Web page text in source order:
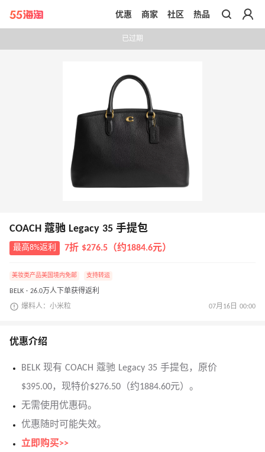
带你去官网买正品
优惠 商家 社区 热品
已过期
COACH 蔻驰 Legacy 35 手提包
最高8%返利 7折 $276.5（约1884.6元）
美妆类产品美国境内免邮 支持转运
BELK · 26.0万人下单获得返利
爆料人：小米粒 07月16日 00:00
优惠介绍
BELK 现有 COACH 蔻驰 Legacy 35 手提包，原价
$395.00，现特价$276.50（约1884.60元）。
无需使用优惠码。
优惠随时可能失效。
立即购买>>